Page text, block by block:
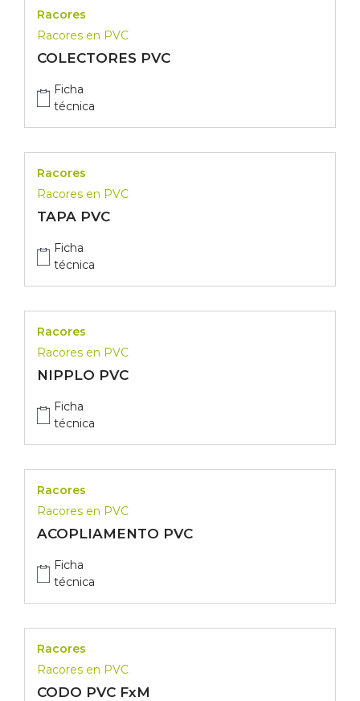
Racores
Racores en PVC
COLECTORES PVC
Ficha
técnica
Racores
Racores en PVC
TAPA PVC
Ficha
técnica
Racores
Racores en PVC
NIPPLO PVC
Ficha
técnica
Racores
Racores en PVC
ACOPLIAMENTO PVC
Ficha
técnica
Racores
Racores en PVC
CODO PVC FxM